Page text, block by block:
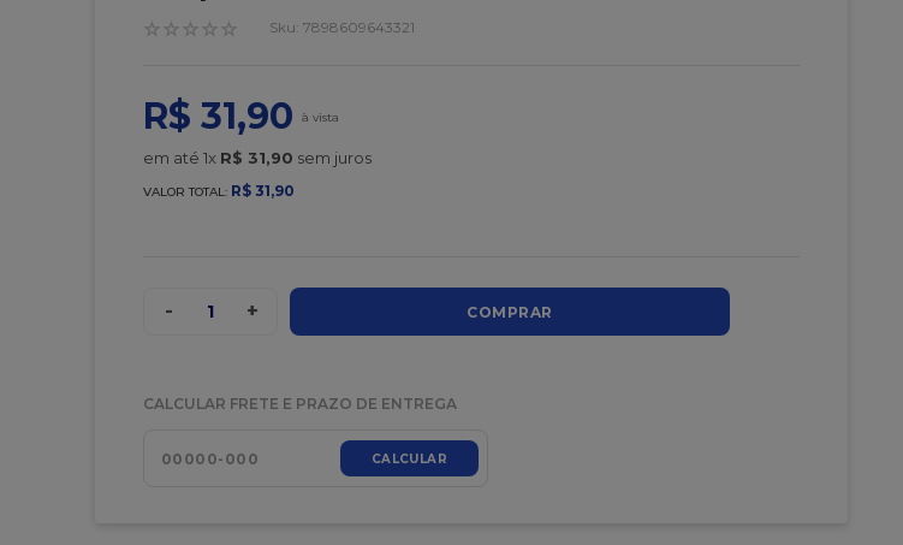
☆ ☆ ☆ ☆ ☆ : 7898609643321
R$ 31,90
em até 1x R$ 31,90 sem juros
VALOR TOTAL: R$ 31,90
- 1 + COMPRAR
CALCULAR FRETE E PRAZO DE ENTREGA
CALCULAR